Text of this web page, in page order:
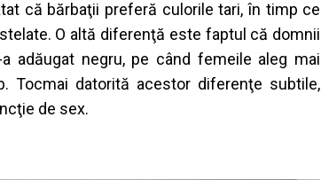
că bărbaţii preferă culorile tari,în timp ce
. O altă diferenţă este faptul că domnii
adăugat negru, pe când femeile aleg mai
Tocmai datorită acestor diferenţe subtile,
ţie de sex.